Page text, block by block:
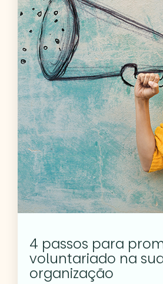
4 passos para
voluntariado na
organização